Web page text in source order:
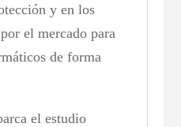
y en los
el mercado para
de forma
el estudio